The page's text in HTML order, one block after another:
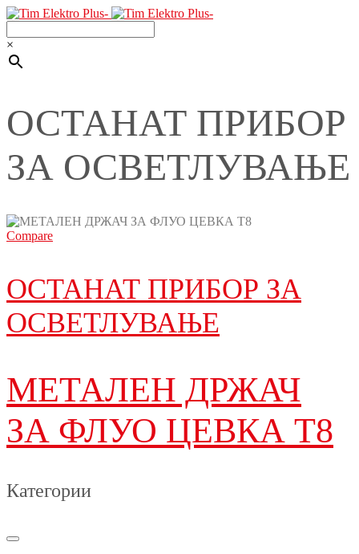
×
ОСТАНАТ ПРИБОР
ЗА ОСВЕТЛУВАЊЕ
Compare
ОСТАНАТ ПРИБОР ЗА
ОСВЕТЛУВАЊЕ
МЕТАЛЕН ДРЖАЧ
ЗА ФЛУО ЦЕВКА Т8
Категории